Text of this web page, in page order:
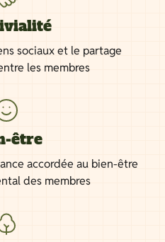
sociaux et le partage
les membres
être
accordée au bien-être
des membres